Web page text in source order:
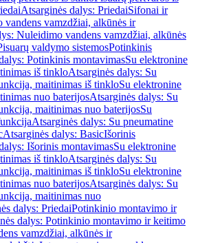
Atsarginės dalys: PriedaiSifonai ir
vandens vamzdžiai, alkūnės ir
Nuleidimo vandens vamzdžiai, alkūnės
valdymo sistemosPotinkinis
Potinkinis montavimasSu elektronine
iš tinkloAtsarginės dalys: Su
maitinimas iš tinkloSu elektronine
nuo baterijosAtsarginės dalys: Su
maitinimas nuo baterijosSu
Atsarginės dalys: Su pneumatine
Atsarginės dalys: BasicIšorinis
Išorinis montavimasSu elektronine
iš tinkloAtsarginės dalys: Su
maitinimas iš tinkloSu elektronine
nuo baterijosAtsarginės dalys: Su
maitinimas nuo
dalys: PriedaiPotinkinio montavimo ir
dalys: Potinkinio montavimo ir keitimo
vamzdžiai, alkūnės ir